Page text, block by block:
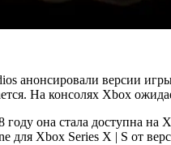
анонсировали версии
На консолях Xbox
она стала доступна
для Xbox Series X | S от